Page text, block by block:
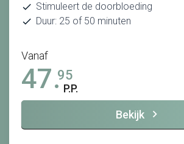
Stimuleert de doorbloeding
Duur: 25 of 50 minuten
Vanaf
47.95
P.P.
Bekijk